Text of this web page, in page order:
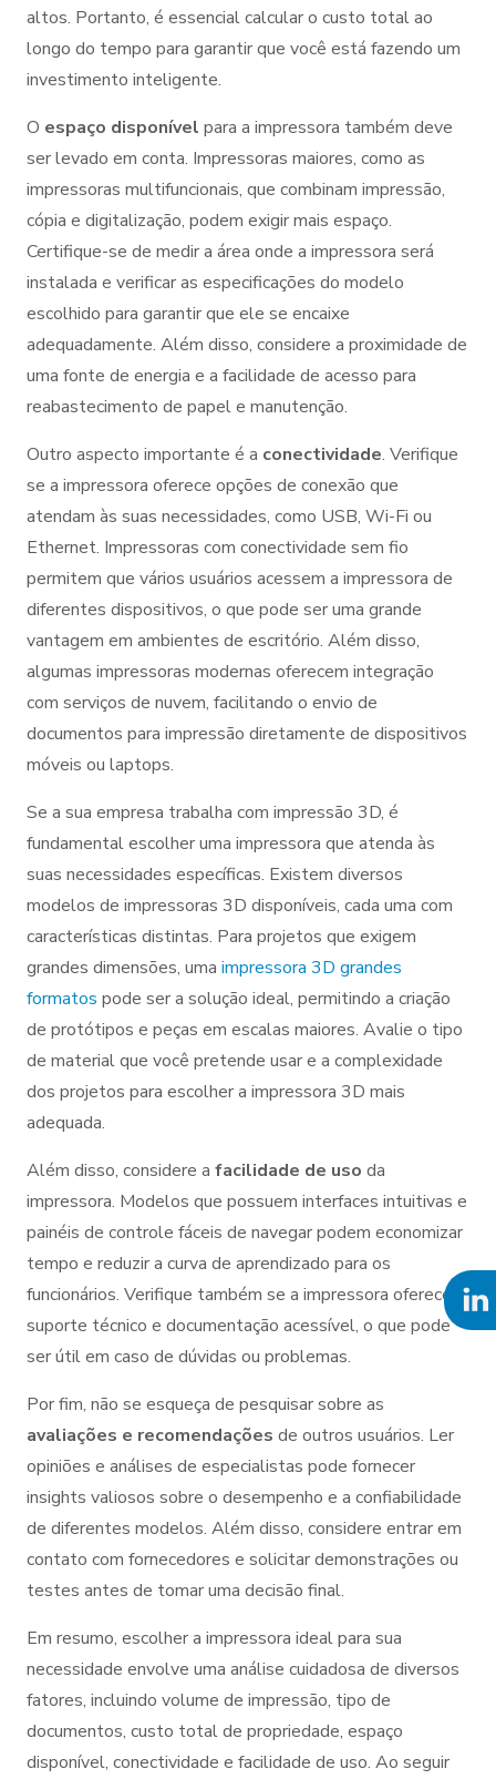
altos. Portanto, é essencial calcular o custo total ao
longo do tempo para garantir que você está fazendo um
investimento inteligente.
O espaço disponível para a impressora também deve
ser levado em conta. Impressoras maiores, como as
impressoras multifuncionais, que combinam impressão,
cópia e digitalização, podem exigir mais espaço.
Certifique-se de medir a área onde a impressora será
instalada e verificar as especificações do modelo
escolhido para garantir que ele se encaixe
adequadamente. Além disso, considere a proximidade de
uma fonte de energia e a facilidade de acesso para
reabastecimento de papel e manutenção.
Outro aspecto importante é a conectividade. Verifique
se a impressora oferece opções de conexão que
atendam às suas necessidades, como USB, Wi-Fi ou
Ethernet. Impressoras com conectividade sem fio
permitem que vários usuários acessem a impressora de
diferentes dispositivos, o que pode ser uma grande
vantagem em ambientes de escritório. Além disso,
algumas impressoras modernas oferecem integração
com serviços de nuvem, facilitando o envio de
documentos para impressão diretamente de dispositivos
móveis ou laptops.
Se a sua empresa trabalha com impressão 3D, é
fundamental escolher uma impressora que atenda às
suas necessidades específicas. Existem diversos
modelos de impressoras 3D disponíveis, cada uma com
características distintas. Para projetos que exigem
grandes dimensões, uma impressora 3D grandes
formatos pode ser a solução ideal, permitindo a criação
de protótipos e peças em escalas maiores. Avalie o tipo
de material que você pretende usar e a complexidade
dos projetos para escolher a impressora 3D mais
adequada.
Além disso, considere a facilidade de uso da
impressora. Modelos que possuem interfaces intuitivas e
painéis de controle fáceis de navegar podem economizar
tempo e reduzir a curva de aprendizado para os
funcionários. Verifique também se a impressora oferece
suporte técnico e documentação acessível, o que pode
ser útil em caso de dúvidas ou problemas.
Por fim, não se esqueça de pesquisar sobre as
avaliações e recomendações de outros usuários. Ler
opiniões e análises de especialistas pode fornecer
insights valiosos sobre o desempenho e a confiabilidade
de diferentes modelos. Além disso, considere entrar em
contato com fornecedores e solicitar demonstrações ou
testes antes de tomar uma decisão final.
Em resumo, escolher a impressora ideal para sua
necessidade envolve uma análise cuidadosa de diversos
fatores, incluindo volume de impressão, tipo de
documentos, custo total de propriedade, espaço
disponível, conectividade e facilidade de uso. Ao seguir